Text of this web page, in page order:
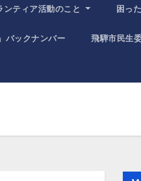
ンティア活動のこと 困っ
バックナンバー 飛騨市民生